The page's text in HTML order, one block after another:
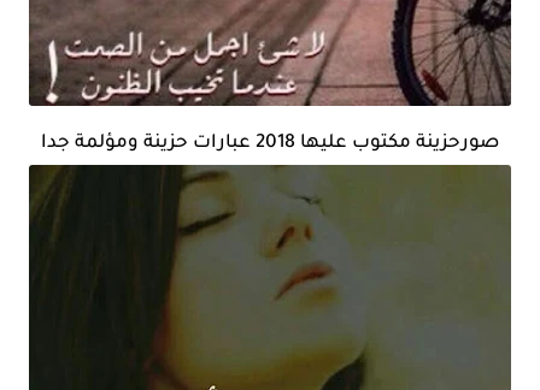
صورحزينة مكتوب عليها 2018 عبارات حزينة ومؤلمة جدا